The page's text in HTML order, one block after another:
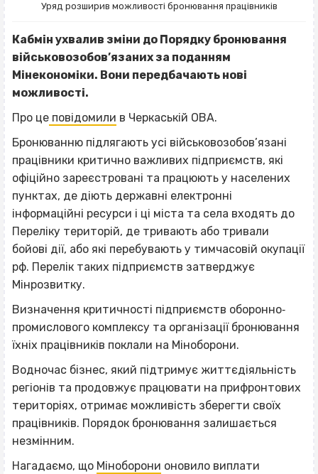
Уряд розширив можливості бронювання працівників
Кабмін ухвалив зміни до Порядку бронювання
військовозобов’язаних за поданням
Мінекономіки. Вони передбачають нові
можливості.
Про це повідомили в Черкаській ОВА.
Бронюванню підлягають усі військовозобов’язані
працівники критично важливих підприємств, які
офіційно зареєстровані та працюють у населених
пунктах, де діють державні електронні
інформаційні ресурси і ці міста та села входять до
Переліку територій, де тривають або тривали
бойові дії, або які перебувають у тимчасовій окупації
рф. Перелік таких підприємств затверджує
Мінрозвитку.
Визначення критичності підприємств оборонно‐
промислового комплексу та організації бронювання
їхніх працівників поклали на Міноборони.
Водночас бізнес, який підтримує життєдіяльність
регіонів та продовжує працювати на прифронтових
територіях, отримає можливість зберегти своїх
працівників. Порядок бронювання залишається
незмінним.
Нагадаємо, що Міноборони оновило виплати